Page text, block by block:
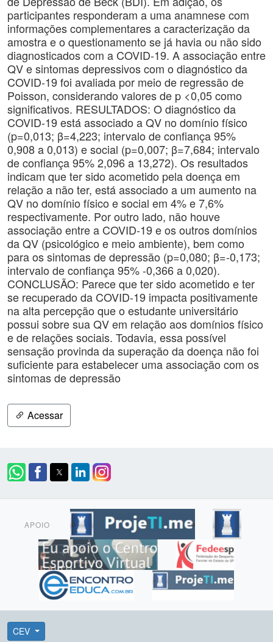
participantes responderam a uma anamnese com
informações complementares a caracterização da
amostra e o questionamento se já havia ou não sido
diagnosticados com a COVID-19. A associação entre
QV e sintomas depressivos com o diagnóstico da
COVID-19 foi avaliada por meio de regressão de
Poisson, considerando valores de p <0,05 como
significativos. RESULTADOS: O diagnóstico da
COVID-19 está associado a QV no domínio físico
(p=0,013; β=4,223; intervalo de confiança 95%
0,908 a 0,013) e social (p=0,007; β=7,684; intervalo
de confiança 95% 2,096 a 13,272). Os resultados
indicam que ter sido acometido pela doença em
relação a não ter, está associado a um aumento na
QV no domínio físico e social em 4% e 7,6%
respectivamente. Por outro lado, não houve
associação entre a COVID-19 e os outros domínios
da QV (psicológico e meio ambiente), bem como
para os sintomas de depressão (p=0,080; β=-0,173;
intervalo de confiança 95% -0,366 a 0,020).
CONCLUSÃO: Parece que ter sido acometido e ter
se recuperado da COVID-19 impacta positivamente
na alta percepção que o estudante universitário
possui sobre sua QV em relação aos domínios físico
e de relações sociais. Todavia, essa possível
sensação provinda da superação da doença não foi
suficiente para estabelecer uma associação com os
sintomas de depressão
Acessar
APOIO
CEV